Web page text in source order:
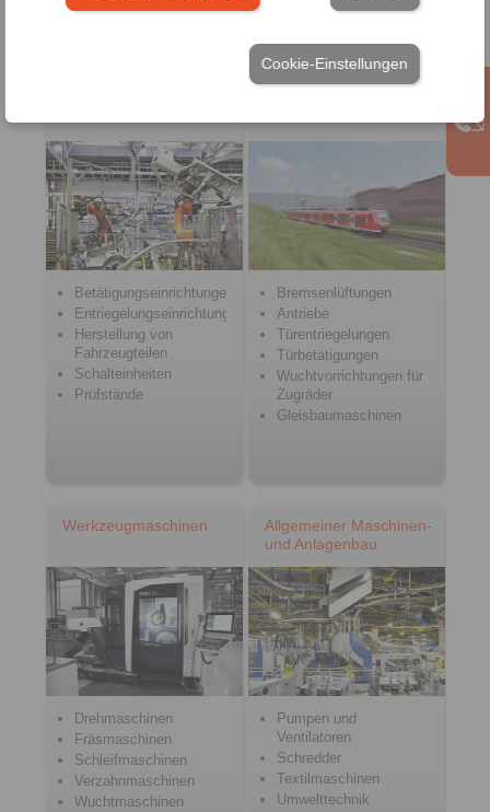
Cookie-Einstellungen
mehr
Betätigungseinrichtungen
Entriegelungseinrichtungen
Herstellung von
Fahrzeugteilen
Schalteinheiten
Prüfstände
Bremsenlüftungen
Antriebe
Türentriegelungen
Türbetätigungen
Wuchtvorrichtungen für
Zugräder
Gleisbaumaschinen
Werkzeugmaschinen
Drehmaschinen
Fräsmaschinen
Schleifmaschinen
Verzahnmaschinen
Wuchtmaschinen
Allgemeiner Maschinen-
und Anlagenbau
Pumpen und
Ventilatoren
Schredder
Textilmaschinen
Umwelttechnik